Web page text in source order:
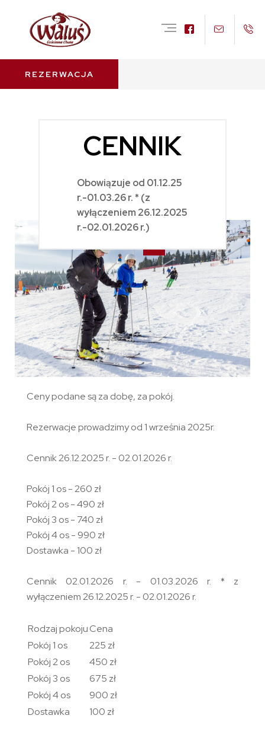
REZERWACJA
⌂ Cennik
CENNIK
Obowiązuje od 01.12.25
r.-01.03.26 r. * (z
wyłączeniem 26.12.2025
r.-02.01.2026 r.)
Ceny podane są za dobę, za pokój.
Rezerwacje prowadzimy od 1 września 2025r.
Cennik 26.12.2025 r. - 02.01.2026 r.
Pokój 1 os - 260 zł
Pokój 2 os - 490 zł
Pokój 3 os - 740 zł
Pokój 4 os - 990 zł
Dostawka - 100 zł
Cennik 02.01.2026 r. - 01.03.2026 r. * z
wyłączeniem 26.12.2025 r. - 02.01.2026 r.
Rodzaj pokojuCena
Pokój 1 os
225 zł
Pokój 2 os
450 zł
Pokój 3 os
675 zł
Pokój 4 os
900 zł
Dostawka
100 zł